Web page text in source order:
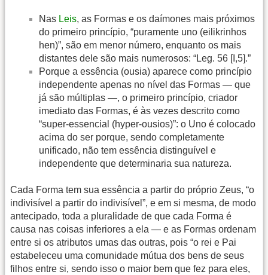
Nas Leis, as Formas e os daímones mais próximos
do primeiro princípio, “puramente uno (eilikrinhos
hen)”, são em menor número, enquanto os mais
distantes dele são mais numerosos: “Leg. 56 [I,5].”
Porque a essência (ousia) aparece como princípio
independente apenas no nível das Formas — que
já são múltiplas —, o primeiro princípio, criador
imediato das Formas, é às vezes descrito como
“super-essencial (hyper-ousios)”: o Uno é colocado
acima do ser porque, sendo completamente
unificado, não tem essência distinguível e
independente que determinaria sua natureza.
Cada Forma tem sua essência a partir do próprio Zeus, “o
indivisível a partir do indivisível”, e em si mesma, de modo
antecipado, toda a pluralidade de que cada Forma é
causa nas coisas inferiores a ela — e as Formas ordenam
entre si os atributos umas das outras, pois “o rei e Pai
estabeleceu uma comunidade mútua dos bens de seus
filhos entre si, sendo isso o maior bem que fez para eles,